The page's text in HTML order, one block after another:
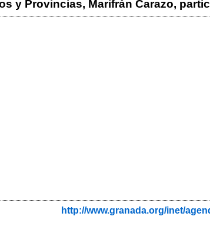
y Provincias, Marifrán Carazo,
http://www.granada.org/inet/